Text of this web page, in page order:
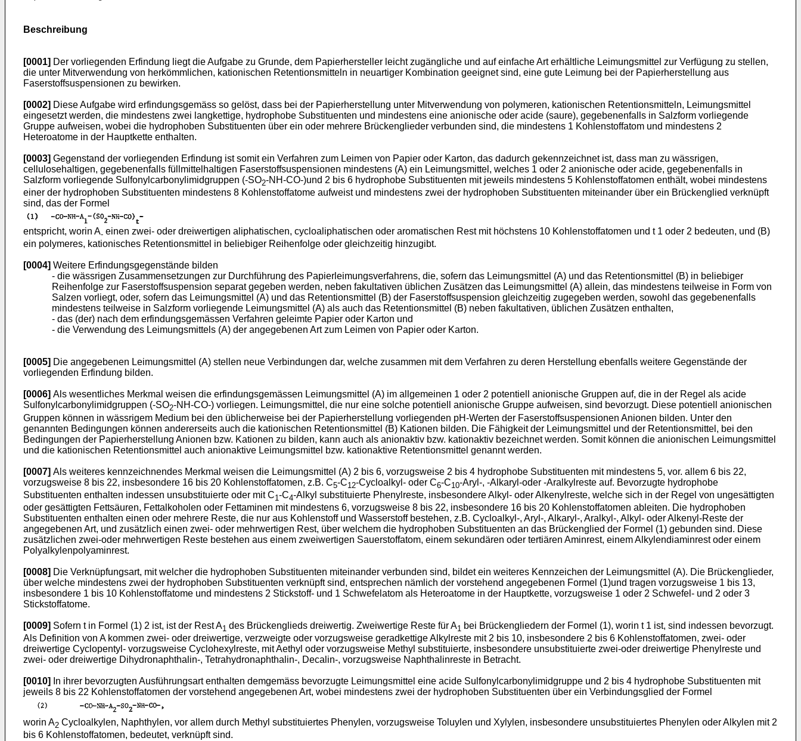
Beschreibung
[0001] Der vorliegenden Erfindung liegt die Aufgabe zu Grunde, dem Papierhersteller leicht zugängliche und auf einfache Art erhältliche Leimungsmittel zur Verfügung zu stellen,
die unter Mitverwendung von herkömmlichen, kationischen Retentionsmitteln in neuartiger Kombination geeignet sind, eine gute Leimung bei der Papierherstellung aus
Faserstoffsuspensionen zu bewirken.
[0002] Diese Aufgabe wird erfindungsgemäss so gelöst, dass bei der Papierherstellung unter Mitverwendung von polymeren, kationischen Retentionsmitteln, Leimungsmittel
eingesetzt werden, die mindestens zwei langkettige, hydrophobe Substituenten und mindestens eine anionische oder acide (saure), gegebenenfalls in Salzform vorliegende
Gruppe aufweisen, wobei die hydrophoben Substituenten über ein oder mehrere Brückenglieder verbunden sind, die mindestens 1 Kohlenstoffatom und mindestens 2
Heteroatome in der Hauptkette enthalten.
[0003] Gegenstand der vorliegenden Erfindung ist somit ein Verfahren zum Leimen von Papier oder Karton, das dadurch gekennzeichnet ist, dass man zu wässrigen,
cellulosehaltigen, gegebenenfalls füllmittelhaltigen Faserstoffsuspensionen mindestens (A) ein Leimungsmittel, welches 1 oder 2 anionische oder acide, gegebenenfalls in
Salzform vorliegende Sulfonylcarbonylimidgruppen (-SO2-NH-CO-)und 2 bis 6 hydrophobe Substituenten mit jeweils mindestens 5 Kohlenstoffatomen enthält, wobei mindestens
einer der hydrophoben Substituenten mindestens 8 Kohlenstoffatome aufweist und mindestens zwei der hydrophoben Substituenten miteinander über ein Brückenglied verknüpft
sind, das der Formel
entspricht, worin A- einen zwei- oder dreiwertigen aliphatischen, cycloaliphatischen oder aromatischen Rest mit höchstens 10 Kohlenstoffatomen und t 1 oder 2 bedeuten, und (B)
ein polymeres, kationisches Retentionsmittel in beliebiger Reihenfolge oder gleichzeitig hinzugibt.
[0004] Weitere Erfindungsgegenstände bilden
- die wässrigen Zusammensetzungen zur Durchführung des Papierleimungsverfahrens, die, sofern das Leimungsmittel (A) und das Retentionsmittel (B) in beliebiger
Reihenfolge zur Faserstoffsuspension separat gegeben werden, neben fakultativen üblichen Zusätzen das Leimungsmittel (A) allein, das mindestens teilweise in Form von
Salzen vorliegt, oder, sofern das Leimungsmittel (A) und das Retentionsmittel (B) der Faserstoffsuspension gleichzeitig zugegeben werden, sowohl das gegebenenfalls
mindestens teilweise in Salzform vorliegende Leimungsmittel (A) als auch das Retentionsmittel (B) neben fakultativen, üblichen Zusätzen enthalten,
- das (der) nach dem erfindungsgemässen Verfahren geleimte Papier oder Karton und
- die Verwendung des Leimungsmittels (A) der angegebenen Art zum Leimen von Papier oder Karton.
[0005] Die angegebenen Leimungsmittel (A) stellen neue Verbindungen dar, welche zusammen mit dem Verfahren zu deren Herstellung ebenfalls weitere Gegenstände der
vorliegenden Erfindung bilden.
[0006] Als wesentliches Merkmal weisen die erfindungsgemässen Leimungsmittel (A) im allgemeinen 1 oder 2 potentiell anionische Gruppen auf, die in der Regel als acide
Sulfonylcarbonylimidgruppen (-SO2-NH-CO-) vorliegen. Leimungsmittel, die nur eine solche potentiell anionische Gruppe aufweisen, sind bevorzugt. Diese potentiell anionischen
Gruppen können in wässrigem Medium bei den üblicherweise bei der Papierherstellung vorliegenden pH-Werten der Faserstoffsuspensionen Anionen bilden. Unter den
genannten Bedingungen können andererseits auch die kationischen Retentionsmittel (B) Kationen bilden. Die Fähigkeit der Leimungsmittel und der Retentionsmittel, bei den
Bedingungen der Papierherstellung Anionen bzw. Kationen zu bilden, kann auch als anionaktiv bzw. kationaktiv bezeichnet werden. Somit können die anionischen Leimungsmittel
und die kationischen Retentionsmittel auch anionaktive Leimungsmittel bzw. kationaktive Retentionsmittel genannt werden.
[0007] Als weiteres kennzeichnendes Merkmal weisen die Leimungsmittel (A) 2 bis 6, vorzugsweise 2 bis 4 hydrophobe Substituenten mit mindestens 5, vor. allem 6 bis 22,
vorzugsweise 8 bis 22, insbesondere 16 bis 20 Kohlenstoffatomen, z.B. C5-C12-Cycloalkyl- oder C6-C10-Aryl-, -Alkaryl-oder -Aralkylreste auf. Bevorzugte hydrophobe
Substituenten enthalten indessen unsubstituierte oder mit C1 -C4-Alkyl substituierte Phenylreste, insbesondere Alkyl- oder Alkenylreste, welche sich in der Regel von ungesättigten
oder gesättigten Fettsäuren, Fettalkoholen oder Fettaminen mit mindestens 6, vorzugsweise 8 bis 22, insbesondere 16 bis 20 Kohlenstoffatomen ableiten. Die hydrophoben
Substituenten enthalten einen oder mehrere Reste, die nur aus Kohlenstoff und Wasserstoff bestehen, z.B. Cycloalkyl-, Aryl-, Alkaryl-, Aralkyl-, Alkyl- oder Alkenyl-Reste der
angegebenen Art, und zusätzlich einen zwei- oder mehrwertigen Rest, über welchem die hydrophoben Substituenten an das Brückenglied der Formel (1) gebunden sind. Diese
zusätzlichen zwei-oder mehrwertigen Reste bestehen aus einem zweiwertigen Sauerstoffatom, einem sekundären oder tertiären Aminrest, einem Alkylendiaminrest oder einem
Polyalkylenpolyaminrest.
[0008] Die Verknüpfungsart, mit welcher die hydrophoben Substituenten miteinander verbunden sind, bildet ein weiteres Kennzeichen der Leimungsmittel (A). Die Brückenglieder,
über welche mindestens zwei der hydrophoben Substituenten verknüpft sind, entsprechen nämlich der vorstehend angegebenen Formel (1)und tragen vorzugsweise 1 bis 13,
insbesondere 1 bis 10 Kohlenstoffatome und mindestens 2 Stickstoff- und 1 Schwefelatom als Heteroatome in der Hauptkette, vorzugsweise 1 oder 2 Schwefel- und 2 oder 3
Stickstoffatome.
[0009] Sofern t in Formel (1) 2 ist, ist der Rest A1 des Brückenglieds dreiwertig. Zweiwertige Reste für A1 bei Brückengliedern der Formel (1), worin t 1 ist, sind indessen bevorzugt.
Als Definition von A kommen zwei- oder dreiwertige, verzweigte oder vorzugsweise geradkettige Alkylreste mit 2 bis 10, insbesondere 2 bis 6 Kohlenstoffatomen, zwei- oder
dreiwertige Cyclopentyl- vorzugsweise Cyclohexylreste, mit Aethyl oder vorzugsweise Methyl substituierte, insbesondere unsubstituierte zwei-oder dreiwertige Phenylreste und
zwei- oder dreiwertige Dihydronaphthalin-, Tetrahydronaphthalin-, Decalin-, vorzugsweise Naphthalinreste in Betracht.
[0010]
In ihrer bevorzugten Ausführungsart enthalten demgemäss bevorzugte Leimungsmittel eine acide Sulfonylcarbonylimidgruppe und 2 bis 4 hydrophobe Substituenten mit
jeweils 8 bis 22 Kohlenstoffatomen der vorstehend angegebenen Art, wobei mindestens zwei der hydrophoben Substituenten über ein Verbindungsglied der Formel
worin A2 Cycloalkylen, Naphthylen, vor allem durch Methyl substituiertes Phenylen, vorzugsweise Toluylen und Xylylen, insbesondere unsubstituiertes Phenylen oder Alkylen mit 2
bis 6 Kohlenstoffatomen, bedeutet, verknüpft sind.